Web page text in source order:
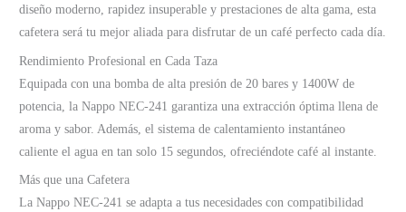
diseño moderno, rapidez insuperable y prestaciones de alta gama, esta
cafetera será tu mejor aliada para disfrutar de un café perfecto cada día.
Rendimiento Profesional en Cada Taza
Equipada con una bomba de alta presión de 20 bares y 1400W de
potencia, la Nappo NEC-241 garantiza una extracción óptima llena de
aroma y sabor. Además, el sistema de calentamiento instantáneo
caliente el agua en tan solo 15 segundos, ofreciéndote café al instante.
Más que una Cafetera
La Nappo NEC-241 se adapta a tus necesidades con compatibilidad